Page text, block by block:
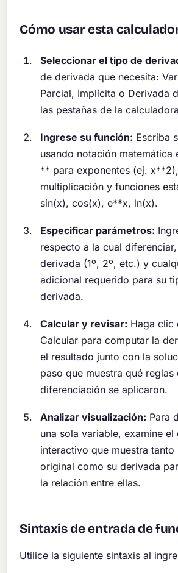
Cómo usar esta
Seleccionar el tipo de
de derivada que necesita:
Parcial, Implícita o Derivada
las pestañas de la
Ingrese su función: Escriba
usando notación matemática
** para exponentes (ej.
multiplicación y funciones
sin(x), cos(x), e**x, ln(x).
Especificar parámetros:
respecto a la cual
derivada (1º, 2º, etc.) y
adicional requerido para su
derivada.
Calcular y revisar: Haga clic
Calcular para computar la
el resultado junto con la
paso que muestra qué reglas
diferenciación se aplicaron.
Analizar visualización: Para
una sola variable, examine el
interactivo que muestra
original como su derivada
la relación entre ellas.
Sintaxis de entrada de
Utilice la siguiente sintaxis al